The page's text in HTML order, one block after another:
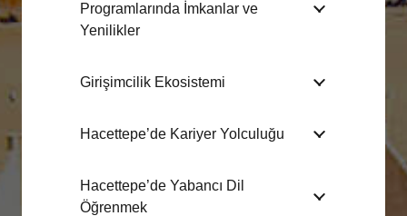
Programlarında İmkanlar ve
Yenilikler
Girişimcilik Ekosistemi
Hacettepe’de Kariyer Yolculuğu
Hacettepe’de Yabancı Dil
Öğrenmek